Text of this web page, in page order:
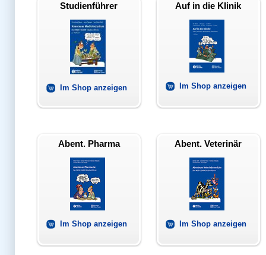
Studienführer
Im Shop anzeigen
Auf in die Klinik
Im Shop anzeigen
Abent. Pharma
Im Shop anzeigen
Abent. Veterinär
Im Shop anzeigen